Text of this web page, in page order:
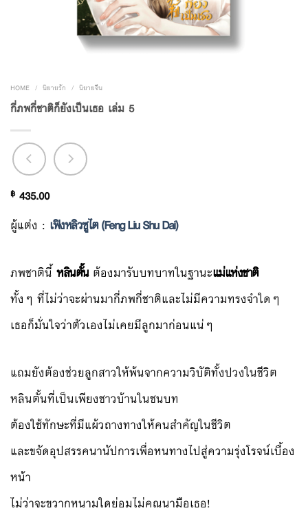
HOME / นิยายรัก / นิยายจีน
กี่ภพกี่ชาติก็ยังเป็นเธอ เล่ม 5
฿ 435.00
ผู้แต่ง : เฟิงหลิวซูไต (Feng Liu Shu Dai)
ภพชาตินี้ หลินตั้นต้องมารับบทบาทในฐานะแม่แห่งชาติ
ทั้งๆ ที่ไม่ว่าจะผ่านมากี่ภพกี่ชาติและไม่มีความทรงจำใดๆ
เธอก็มั่นใจว่าตัวเองไม่เคยมีลูกมาก่อนแน่ๆ
แถมยังต้องช่วยลูกสาวให้พ้นจากความวิบัติทั้งปวงในชีวิต
หลินตั้นที่เป็นเพียงชาวบ้านในชนบท
ต้องใช้ทักษะที่มีแผ้วถางทางให้คนสำคัญในชีวิต
และขจัดอุปสรรคนานัปการเพื่อหนทางไปสู่ความรุ่งโรจน์เบื้อง
หน้า
ไม่ว่าจะขวากหนามใดย่อมไม่คณนามือเธอ!